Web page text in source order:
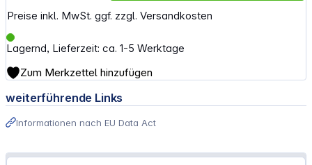
Preise inkl. MwSt. ggf. zzgl. Versandkosten
Lagernd, Lieferzeit: ca. 1-5 Werktage
Zum Merkzettel hinzufügen
weiterführende Links
Informationen nach EU Data Act